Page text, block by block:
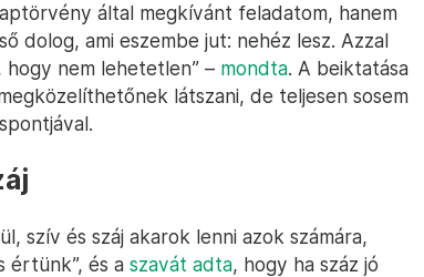
által megkívánt feladatom, hanem
dolog, ami eszembe jut: nehéz lesz. Azzal
nem lehetetlen” – mondta. A beiktatása
látszani, de teljesen sosem
szív és száj akarok lenni azok számára,
értünk”, és a szavát adta, hogy ha száz jó